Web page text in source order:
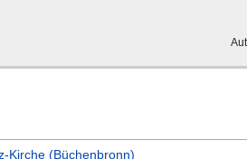
Kirche (Büchenbronn)